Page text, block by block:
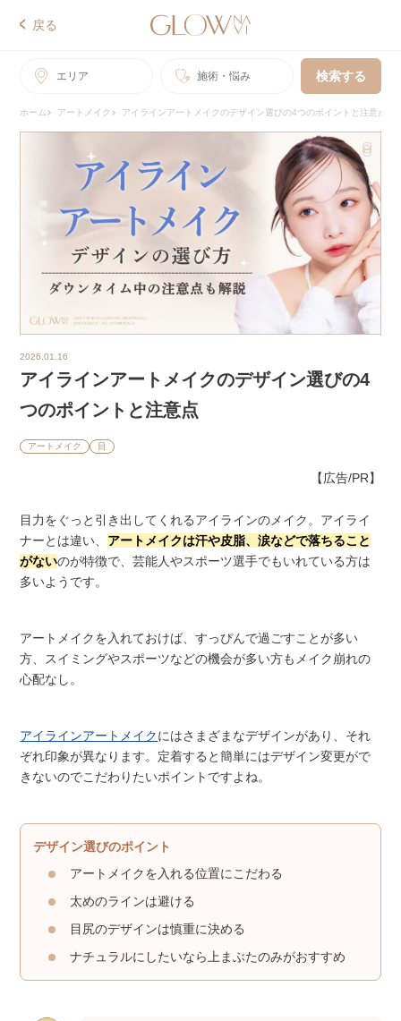
戻る
エリア 施術・悩み 検索する
ホーム アートメイク アイラインアートメイクのデザイン選びの4つのポイントと注意点
2026.01.16
アイラインアートメイクのデザイン選びの4
つのポイントと注意点
アートメイク 目
【広告/PR】
目力をぐっと引き出してくれるアイラインのメイク。アイライ
ナーとは違い、 アートメイクは汗や皮脂、涙などで落ちること
がないのが特徴で、芸能人やスポーツ選手でもいれている方は
多いようです。
アートメイクを入れておけば、すっぴんで過ごすことが多い
方、スイミングやスポーツなどの機会が多い方もメイク崩れの
心配なし。
アイラインアートメイクにはさまざまなデザインがあり、それ
ぞれ印象が異なります。定着すると簡単にはデザイン変更がで
きないのでこだわりたいポイントですよね。
デザイン選びのポイント
アートメイクを入れる位置にこだわる
太めのラインは避ける
目尻のデザインは慎重に決める
ナチュラルにしたいなら上まぶたのみがおすすめ